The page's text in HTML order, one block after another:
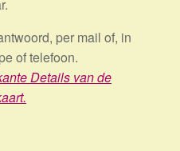
per mail of, in
of telefoon.
Details van de